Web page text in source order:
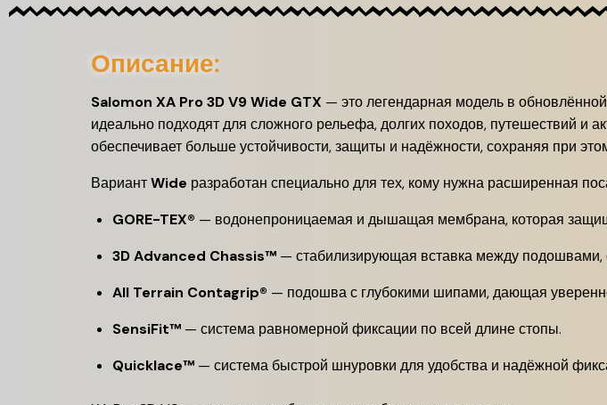
Описание:
Salomon XA Pro 3D V9 Wide GTX — это легендарная модель в
идеально подходят для сложного рельефа, долгих походов, путешествий и
обеспечивает больше устойчивости, защиты и надёжности, сохраняя при
ВариантWide разработан специально для тех, кому нужна расширенная
GORE-TEX® — водонепроницаемая и дышащая мембрана, которая
3D Advanced Chassis™ — стабилизирующая вставка между подошвами,
All Terrain Contagrip® — подошва с глубокими шипами, дающая
SensiFit™ — система равномерной фиксации по всей длине стопы.
Quicklace™ — система быстрой шнуровки для удобства и надёжной